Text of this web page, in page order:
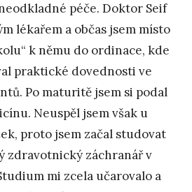
péče. Doktor Seif
lékařem a občas jsem místo
k němu do ordinace, kde
praktické dovednosti ve
Po maturitě jsem si podal
Neuspěl jsem však u
proto jsem začal studovat
zdravotnický záchranář v
mi zcela učarovalo a